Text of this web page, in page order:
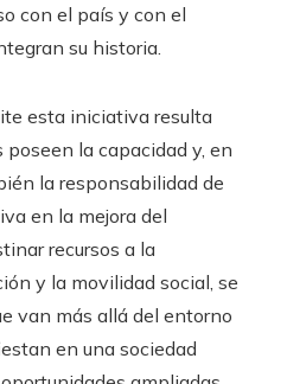
con el país y con el
su historia.
esta iniciativa resulta
la capacidad y, en
la responsabilidad de
en la mejora del
recursos a la
y la movilidad social, se
van más allá del entorno
en una sociedad